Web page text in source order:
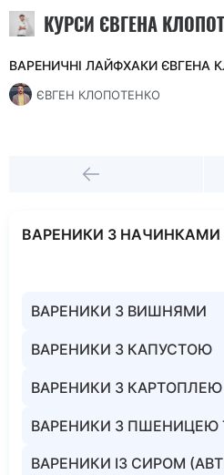
ВАРЕНИЧНІ ЛАЙФХАКИ ЄВГЕНА
ЄВГЕН КЛОПОТЕНКО
ВАРЕНИКИ З НАЧИНКАМИ
ВАРЕНИКИ З ВИШНЯМИ
ВАРЕНИКИ З КАПУСТОЮ
ВАРЕНИКИ З КАРТОПЛЕЮ
ВАРЕНИКИ З ПШЕНИЦЕЮ
ВАРЕНИКИ ІЗ СИРОМ